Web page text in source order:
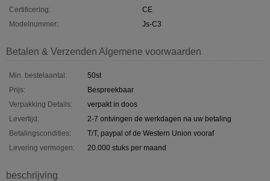
Certificering:
CE
Modelnummer:
Js-C3
Betalen & Verzenden Algemene voorwaarden
Min. bestelaantal:
50st
Prijs:
Bespreekbaar
Verpakking Details:
verpakt in doos
Levertijd:
2-7 ontvingen de werkdagen na uw betaling
Betalingscondities:
T/T, paypal of de Western Union vooraf
Levering vermogen:
20.000 stuks per maand
beschrijving